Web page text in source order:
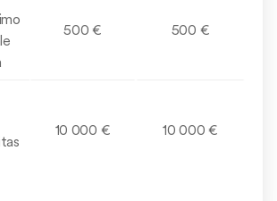
500 € 500 €
10 000 € 10 000 €